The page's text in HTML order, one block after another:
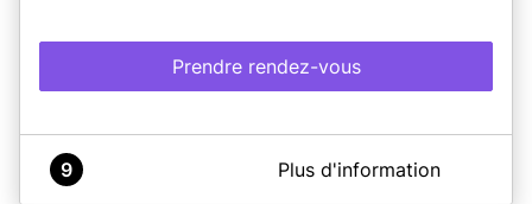
Prendre rendez-vous
A propos de Mairie de La Ferté-Gaucher
9 Plus d'information